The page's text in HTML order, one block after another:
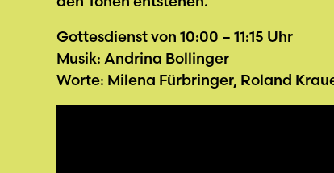
Gottesdienst von 10:00 – 11:15 Uhr
Musik: Andrina Bollinger
Worte: Milena Fürbringer, Roland